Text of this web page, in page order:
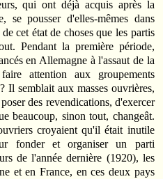
qui ont déjà acquis après la
se pousser d'elles-mêmes dans
cet état de choses que les partis
Pendant la première période,
en Allemagne à l'assaut de la
attention aux groupements
Il semblait aux masses ouvrières,
des revendications, d'exercer
beaucoup, sinon tout, changeât.
croyaient qu'il était inutile
fonder et organiser un parti
de l'année dernière (1920), les
et en France, en ces deux pays